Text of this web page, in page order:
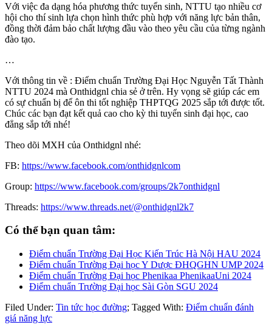
Với việc đa dạng hóa phương thức tuyển sinh, NTTU tạo nhiều cơ
hội cho thí sinh lựa chọn hình thức phù hợp với năng lực bản thân,
đồng thời đảm bảo chất lượng đầu vào theo yêu cầu của từng ngành
đào tạo.
…
Với thông tin về : Điểm chuẩn Trường Đại Học Nguyễn Tất Thành
NTTU 2024 mà Onthidgnl chia sẻ ở trên. Hy vọng sẽ giúp các em
có sự chuẩn bị để ôn thi tốt nghiệp THPTQG 2025 sắp tới được tốt.
Chúc các bạn đạt kết quả cao cho kỳ thi tuyển sinh đại học, cao
đẳng sắp tới nhé!
Theo dõi MXH của Onthidgnl nhé:
FB: https://www.facebook.com/onthidgnlcom
Group: https://www.facebook.com/groups/2k7onthidgnl
Threads: https://www.threads.net/@onthidgnl2k7
Có thể bạn quan tâm:
Điểm chuẩn Trường Đại Học Kiến Trúc Hà Nội HAU 2024
Điểm chuẩn Trường Đại học Y Dược ĐHQGHN UMP 2024
Điểm chuẩn Trường Đại học Phenikaa PhenikaaUni 2024
Điểm chuẩn Trường Đại học Sài Gòn SGU 2024
Filed Under: Tin tức học đường; Tagged With: Điểm chuẩn đánh
giá năng lực